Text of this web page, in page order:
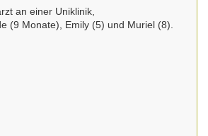
an einer Uniklinik,
(9 Monate), Emily (5) und Muriel (8).